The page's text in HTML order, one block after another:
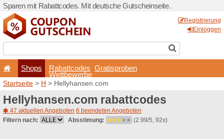
Sparen mit Rabattcodes.